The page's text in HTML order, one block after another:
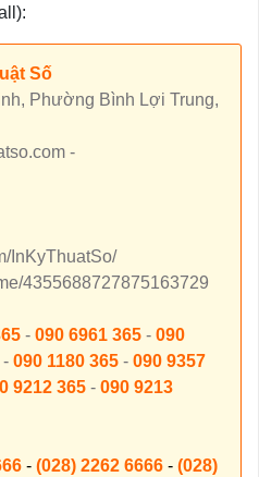
Số
Phường Bình Lợi Trung,
-
InKyThuatSo/
4355688727875163729
- 090 6961 365 - 090
- 090 1180 365 - 090 9357
9212 365 - 090 9213
- (028) 2262 6666 - (028)